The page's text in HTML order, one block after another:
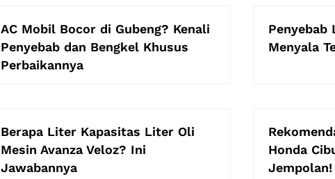
AC Mobil Bocor di Gubeng? Kenali
Penyebab dan Bengkel Khusus
Perbaikannya
Menyala
Berapa Liter Kapasitas Liter Oli
Mesin Avanza Veloz? Ini
Jawabannya
Honda
Jempolan!